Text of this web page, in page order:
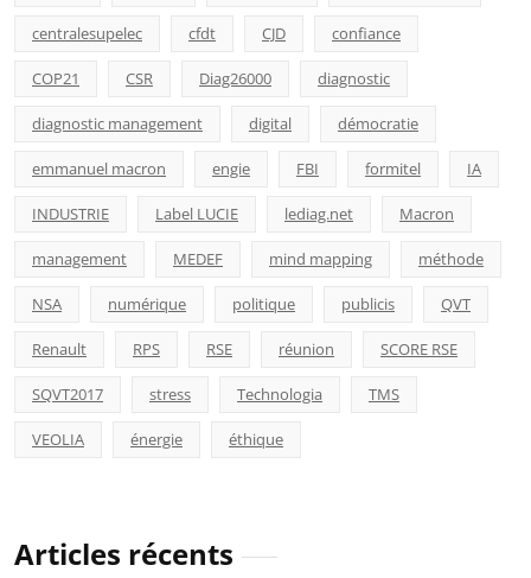
centralesupelec cfdt CJD confiance
COP21 CSR Diag26000 diagnostic
diagnostic management digital démocratie
emmanuel macron engie FBI formitel IA
INDUSTRIE Label LUCIE lediag.net Macron
management MEDEF mind mapping méthode
NSA numérique politique publicis QVT
Renault RPS RSE réunion SCORE RSE
SQVT2017 stress Technologia TMS
VEOLIA énergie éthique
Articles récents